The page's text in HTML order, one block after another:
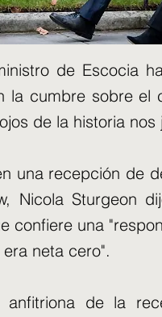
de Escocia
la cumbre sobre el
de la historia nos
una recepción de
Nicola Sturgeon
confiere una
neta cero".
de la